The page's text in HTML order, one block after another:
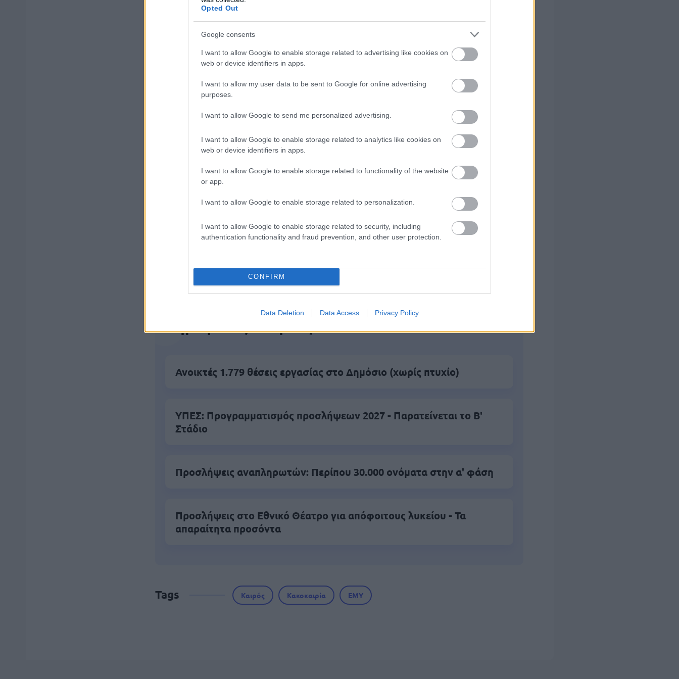
Opted Out
Google consents
I want to allow Google to enable storage related to advertising like cookies on
web or device identifiers in apps.
I want to allow my user data to be sent to Google for online advertising
purposes.
I want to allow Google to send me personalized advertising.
I want to allow Google to enable storage related to analytics like cookies on
web or device identifiers in apps.
I want to allow Google to enable storage related to functionality of the website
or app.
I want to allow Google to enable storage related to personalization.
I want to allow Google to enable storage related to security, including
authentication functionality and fraud prevention, and other user protection.
CONFIRM
Data Deletion Data Access Privacy Policy
Εθνικό Συντονιστικό Κέντρο Επιχειρήσεωνπαραμένει σε διαρκή επικοινωνία με
ΟΤΑ και αρμόδιους φορείς για την έγκαιρη αντιμετώπιση των συνεπειών της
κακοκαιρίας.
ΑΣΕΠ: Πιστοποίηση Αγγλικών σε μόνο 2 ημέρες στα χέρια σας
ΑΣΕΠ: Εξ αποστάσεως η πιο Εύκολη Πιστοποίηση Υπολογιστών σε 2
μέρες
Ανοικτές 1.779 θέσεις εργασίας στο Δημόσιο (χωρίς πτυχίο)
ΥΠΕΣ: Προγραμματισμός προσλήψεων 2027 - Παρατείνεται το Β'
Στάδιο
Προσλήψεις αναπληρωτών: Περίπου 30.000 ονόματα στην α' φάση
Προσλήψεις στο Εθνικό Θέατρο για απόφοιτους λυκείου - Τα
απαραίτητα προσόντα
Tags Καιρός Κακοκαιρία ΕΜΥ